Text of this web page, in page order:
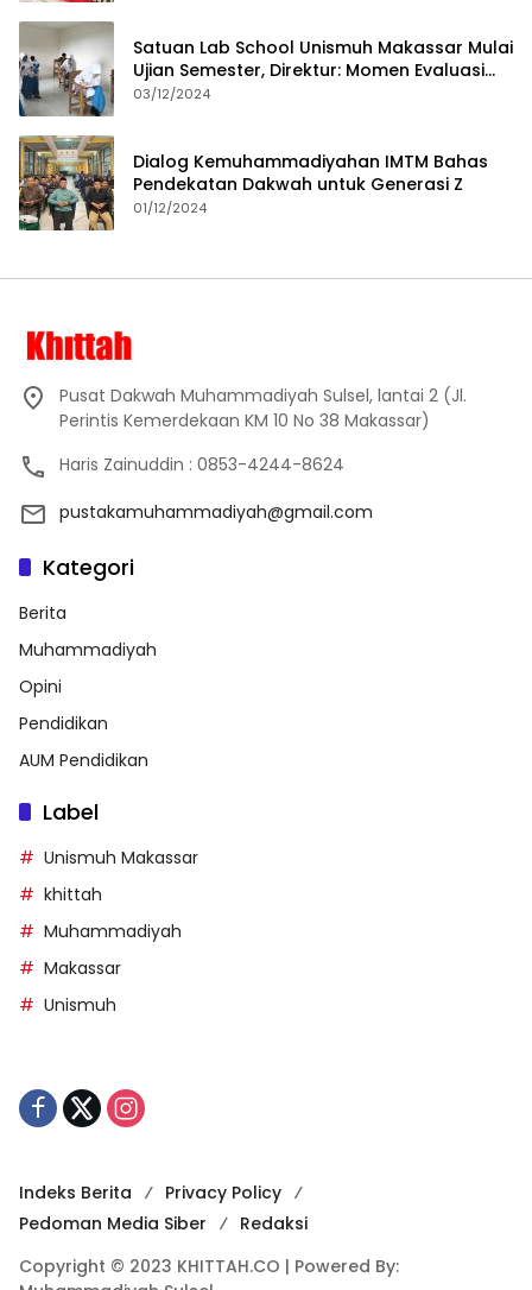
Satuan Lab School Unismuh Makassar Mulai
Ujian Semester, Direktur: Momen Evaluasi
Proses Pembelajaran
03/12/2024
Dialog Kemuhammadiyahan IMTM Bahas
Pendekatan Dakwah untuk Generasi Z
01/12/2024
Pusat Dakwah Muhammadiyah Sulsel, lantai 2 (Jl.
Perintis Kemerdekaan KM 10 No 38 Makassar)
Haris Zainuddin : 0853-4244-8624
pustakamuhammadiyah@gmail.com
Kategori
Berita
Muhammadiyah
Opini
Pendidikan
AUM Pendidikan
Label
Unismuh Makassar
khittah
Muhammadiyah
Makassar
Unismuh
Indeks Berita
Privacy Policy
Pedoman Media Siber
Redaksi
Copyright © 2023 KHITTAH.CO | Powered By: